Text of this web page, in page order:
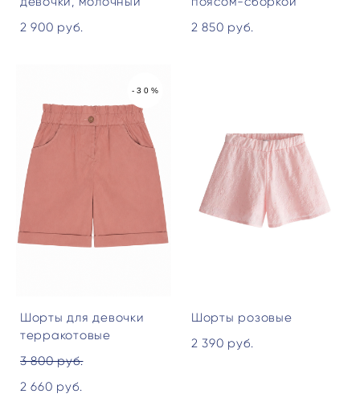
2 900 pуб.
2 850 pуб.
-30%
Шорты для девочки
терракотовые
3 800 pуб.
2 660 pуб.
Шорты розовые
2 390 pуб.